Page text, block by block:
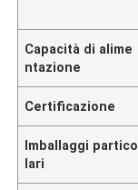
Capacità di alime
ntazione
Certificazione
Imballaggi partico
lari